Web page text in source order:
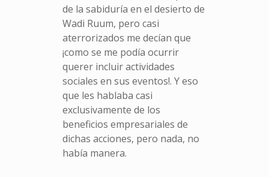
de la sabiduría en el desierto de
Wadi Ruum, pero casi
aterrorizados me decían que
¡como se me podía ocurrir
querer incluir actividades
sociales en sus eventos!. Y eso
que les hablaba casi
exclusivamente de los
beneficios empresariales de
dichas acciones, pero nada, no
había manera.